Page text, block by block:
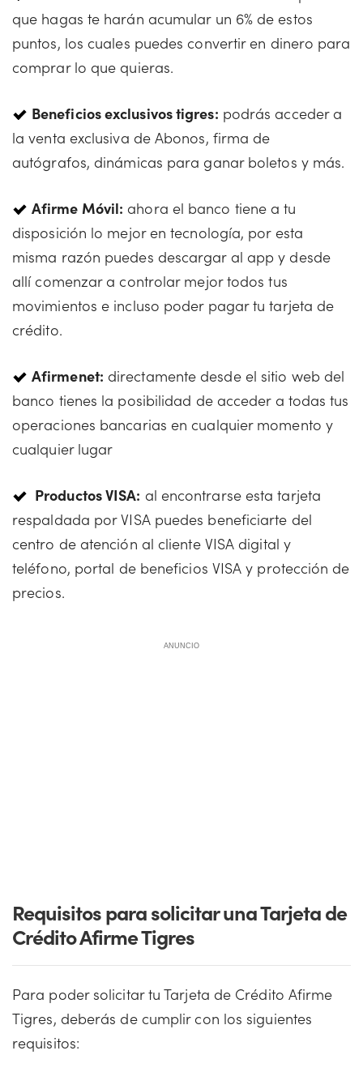
que hagas te harán acumular un 6% de estos
puntos, los cuales puedes convertir en dinero para
comprar lo que quieras.
Beneficios exclusivos tigres: podrás acceder a
la venta exclusiva de Abonos, firma de
autógrafos, dinámicas para ganar boletos y más.
Afirme Móvil: ahora el banco tiene a tu
disposición lo mejor en tecnología, por esta
misma razón puedes descargar al app y desde
allí comenzar a controlar mejor todos tus
movimientos e incluso poder pagar tu tarjeta de
crédito.
Afirmenet: directamente desde el sitio web del
banco tienes la posibilidad de acceder a todas tus
operaciones bancarias en cualquier momento y
cualquier lugar
Productos VISA: al encontrarse esta tarjeta
respaldada por VISA puedes beneficiarte del
centro de atención al cliente VISA digital y
teléfono, portal de beneficios VISA y protección de
precios.
ANUNCIO
Requisitos para solicitar una Tarjeta de
Crédito Afirme Tigres
Para poder solicitar tu Tarjeta de Crédito Afirme
Tigres, deberás de cumplir con los siguientes
requisitos: